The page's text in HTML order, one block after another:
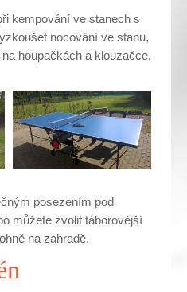
kempování ve stanech s
nocování ve stanu,
houpačkách a klouzačce,
posezením pod
můžete zvolit táborovější
na zahradě.